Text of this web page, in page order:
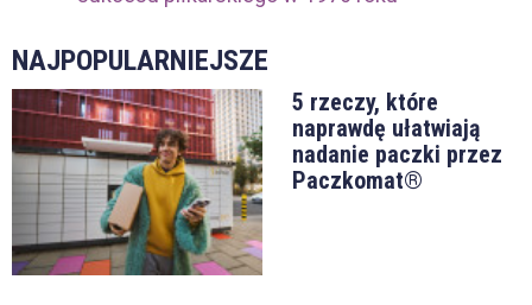
NAJPOPULARNIEJSZE
5 rzeczy, które
naprawdę ułatwiają
nadanie paczki przez
Paczkomat®